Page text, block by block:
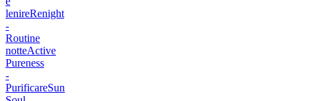
lenireRenight
-
Routine
notteActive
Pureness
-
PurificareSun